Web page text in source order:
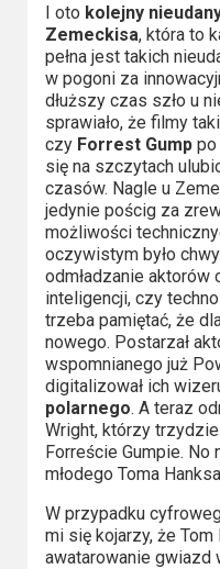
I oto kolejny
Zemeckisa, która to
pełna jest takich
w pogoni za
dłuższy czas szło u
sprawiało, że filmy
czy Forrest Gumppo
się na szczytach
czasów. Nagle u
jedynie pościg za
możliwości
oczywistym było
odmładzanie
inteligencji, czy
trzeba pamiętać, że
nowego. Postarzał
wspomnianego już
digitalizował ich
polarnego. A teraz
Wright, którzy
Forreście Gumpie.
młodego Toma
W przypadku
mi się kojarzy, że Tom
awatarowanie gwiazd